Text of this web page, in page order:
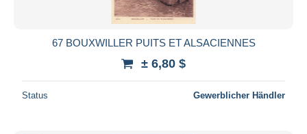
67 BOUXWILLER PUITS ET ALSACIENNES
± 6,80 $
Status Gewerblicher Händler